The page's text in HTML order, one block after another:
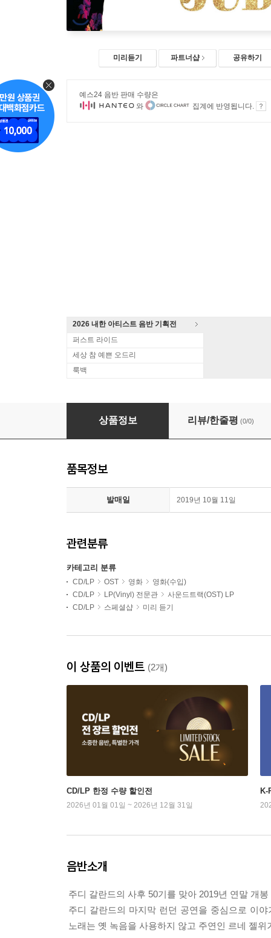
미리듣기 파트너샵 공유하기
예스24 음반 판매 수량은
와
집계에 반영됩니다.
2026 내한 아티스트 음반 기획전
퍼스트 라이드
세상 참 예쁜 오드리
룩백
주디 영화음악 (Judy OST by Renee
상품정보 리뷰/한줄평 (0/0)
품목정보
발매일 2019년 10월 11일
관련분류
카테고리 분류
CD/LP OST 영화
영화(수입)
CD/LP
LP(Vinyl) 전문관
사운드트랙(OST) LP
CD/LP
스페셜샵 미리 듣기
이 상품의 이벤트 (2개)
CD/LP 한정 수량 할인전
2026년 01월 01일 ~ 2026년 12월 31일
K-
음반소개
주디 갈란드의 사후 50기를 맞아 2019년 연말 개
주디 갈란드의 마지막 런던 공연을 중심으로 이
노래는 옛 녹음을 사용하지 않고 주연인 르네 젤